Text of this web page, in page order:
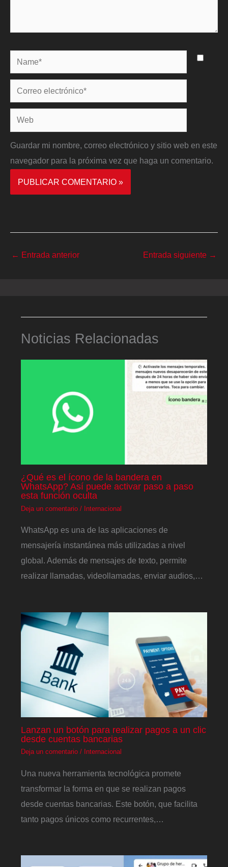
Name*
Correo
electrónico*
Web
Guardar mi nombre, correo electrónico y sitio web en este
navegador para la próxima vez que haga un comentario.
← Entrada anterior Entrada siguiente →
Noticias Relacionadas
¿Qué es el ícono de la bandera en
WhatsApp? Así puede activar paso a paso
esta función oculta
Deja un comentario / Internacional
WhatsApp es una de las aplicaciones de
mensajería instantánea más utilizadas a nivel
global. Además de mensajes de texto, permite
realizar llamadas, videollamadas, enviar audios,…
Lanzan un botón para realizar pagos a un clic
desde cuentas bancarias
Deja un comentario / Internacional
Una nueva herramienta tecnológica promete
transformar la forma en que se realizan pagos
desde cuentas bancarias. Este botón, que facilita
tanto pagos únicos como recurrentes,…